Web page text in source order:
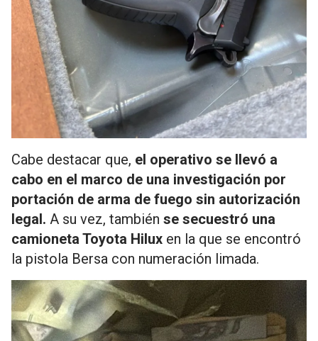
Cabe destacar que, el operativo se llevó a
cabo en el marco de una investigación por
portación de arma de fuego sin autorización
legal. A su vez, también se secuestró una
camioneta Toyota Hilux en la que se encontró
la pistola Bersa con numeración limada.